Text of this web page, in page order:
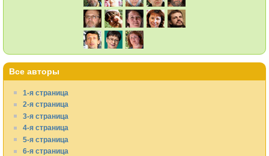
Все авторы
1-я страница
2-я страница
3-я страница
4-я страница
5-я страница
6-я страница